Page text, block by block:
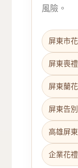
風險。
屏東市
屏東喪
屏東蘭
屏東告
高雄屏
企業花